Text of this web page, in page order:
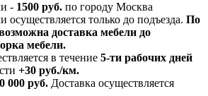
- 1500 руб. по городу Москва
осуществляется только до подъезда. По
доставка мебели до
мебели.
в течение 5-ти рабочих дней
+30 руб./км.
000 руб. Доставка осуществляется